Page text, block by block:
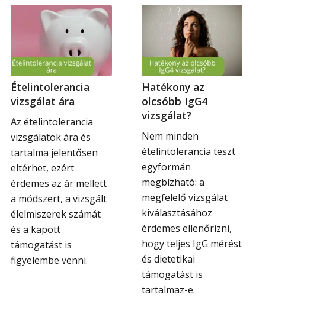
Ételintolerancia
vizsgálat ára
Az ételintolerancia
vizsgálatok ára és
tartalma jelentősen
eltérhet, ezért
érdemes az ár mellett
a módszert, a vizsgált
élelmiszerek számát
és a kapott
támogatást is
figyelembe venni.
Hatékony az
olcsóbb IgG4
vizsgálat?
Nem minden
ételintolerancia teszt
egyformán
megbízható: a
megfelelő vizsgálat
kiválasztásához
érdemes ellenőrizni,
hogy teljes IgG mérést
és dietetikai
támogatást is
tartalmaz-e.